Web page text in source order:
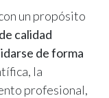
un propósito
calidad
de forma
la
profesional,